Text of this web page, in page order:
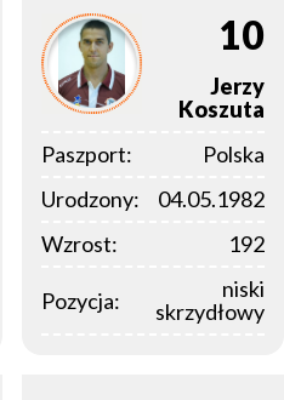
10
Jerzy
Koszuta
Paszport:
Polska
Urodzony:
04.05.1982
Wzrost:
192
Pozycja:
niski
skrzydłowy